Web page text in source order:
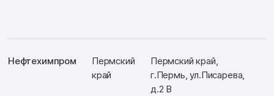
Нефтехимпром
Пермский
край
Пермский край,
г.Пермь, ул.Писарева,
д.2 В